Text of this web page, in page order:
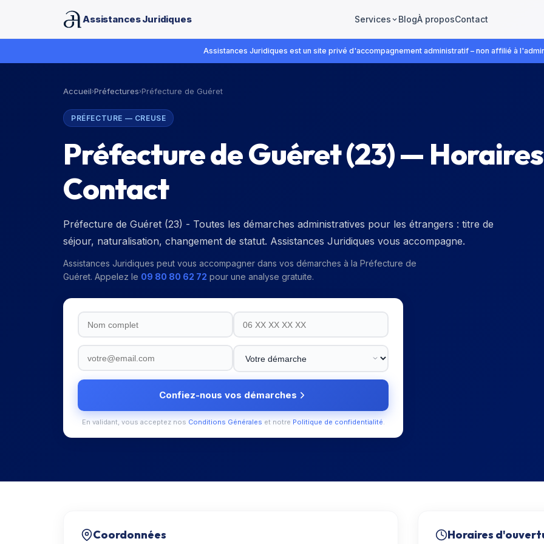
Assistances Juridiques Services BlogÀ proposContact
Assistances Juridiques est un site privé d'accompagnement administratif – non affilié à
Accueil›Préfectures›Préfecture de Guéret
PRÉFECTURE — CREUSE
Préfecture de Guéret(23) —
Contact
Préfecture de Guéret (23) - Toutes les démarches administratives pour les étrangers : titre de
séjour, naturalisation, changement de statut. Assistances Juridiques vous accompagne.
Assistances Juridiques peut vous accompagner dans vos démarches à la Préfecture de
Guéret. Appelez le 09 80 80 62 72 pour une analyse gratuite.
Confiez-nous vos démarches
En validant, vous acceptez nos Conditions Générales et notre Politique de confidentialité.
Coordonnées Horaires